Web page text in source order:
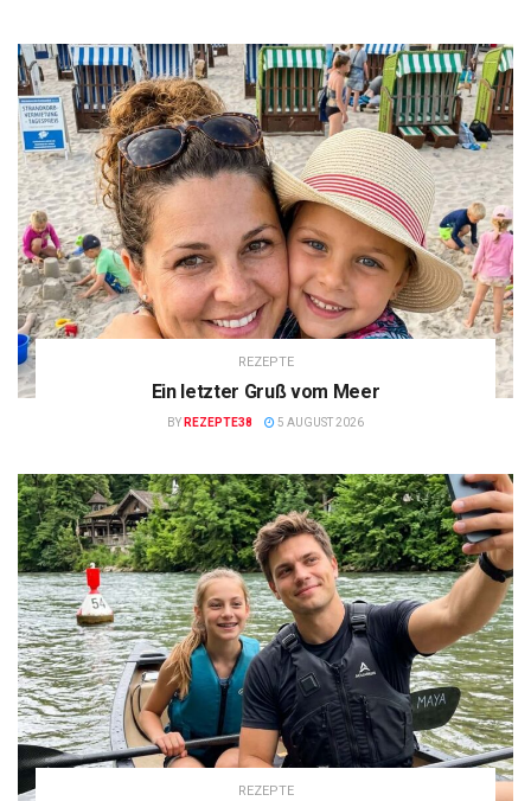
REZEPTE
Ein letzter Gruß vom Meer
BY REZEPTE38 5 AUGUST 2026
REZEPTE